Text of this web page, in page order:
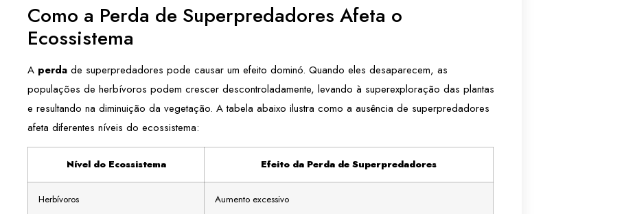
Como a Perda de Superpredadores Afeta o
Ecossistema
A perda de superpredadores pode causar um efeito dominó. Quando eles desaparecem, as
populações de herbívoros podem crescer descontroladamente, levando à superexploração das plantas
e resultando na diminuição da vegetação. A tabela abaixo ilustra como a ausência de superpredadores
afeta diferentes níveis do ecossistema:
Nível do Ecossistema Efeito da Perda de Superpredadores
Herbívoros Aumento excessivo